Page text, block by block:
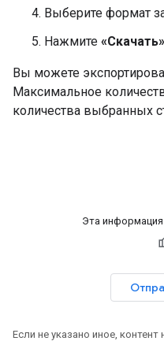
Выберите формат
Нажмите «Скачать»
Вы можете
Максимальное
количества выбранных
Эта
Если не указано иное,